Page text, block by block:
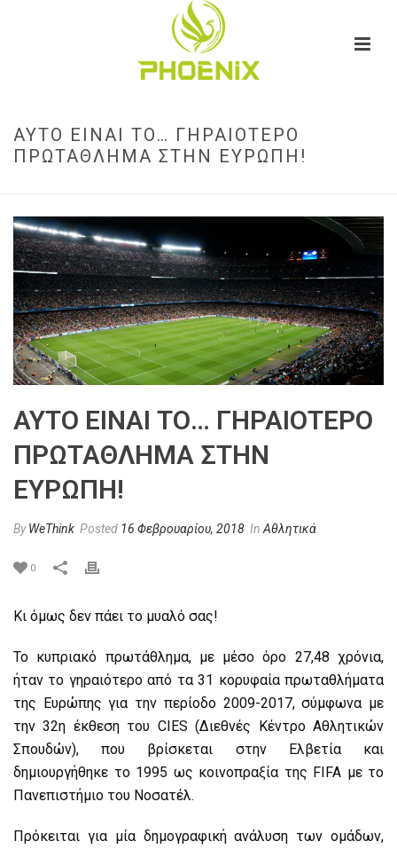
ΑΥΤΌ ΕΊΝΑΙ ΤΟ… ΓΗΡΑΙΌΤΕΡΟ
ΠΡΩΤΆΘΛΗΜΑ ΣΤΗΝ ΕΥΡΏΠΗ!
ΑΥΤΌ ΕΊΝΑΙ ΤΟ… ΓΗΡΑΙΌΤΕΡΟ
ΠΡΩΤΆΘΛΗΜΑ ΣΤΗΝ
ΕΥΡΏΠΗ!
ByWeThink Posted 16 Φεβρουαρίου, 2018 In Αθλητικά
0
Κι όμως δεν πάει το μυαλό σας!
Το κυπριακό πρωτάθλημα, με μέσο όρο 27,48 χρόνια,
ήταν το γηραιότερο από τα 31 κορυφαία πρωταθλήματα
της Ευρώπης για την περίοδο 2009-2017, σύμφωνα με
την 32η έκθεση του CIES (Διεθνές Κέντρο Αθλητικών
Σπουδών), που βρίσκεται στην Ελβετία και
δημιουργήθηκε το 1995 ως κοινοπραξία της FIFA με το
Πανεπιστήμιο του Νοσατέλ.
Πρόκειται για μία δημογραφική ανάλυση των ομάδων,